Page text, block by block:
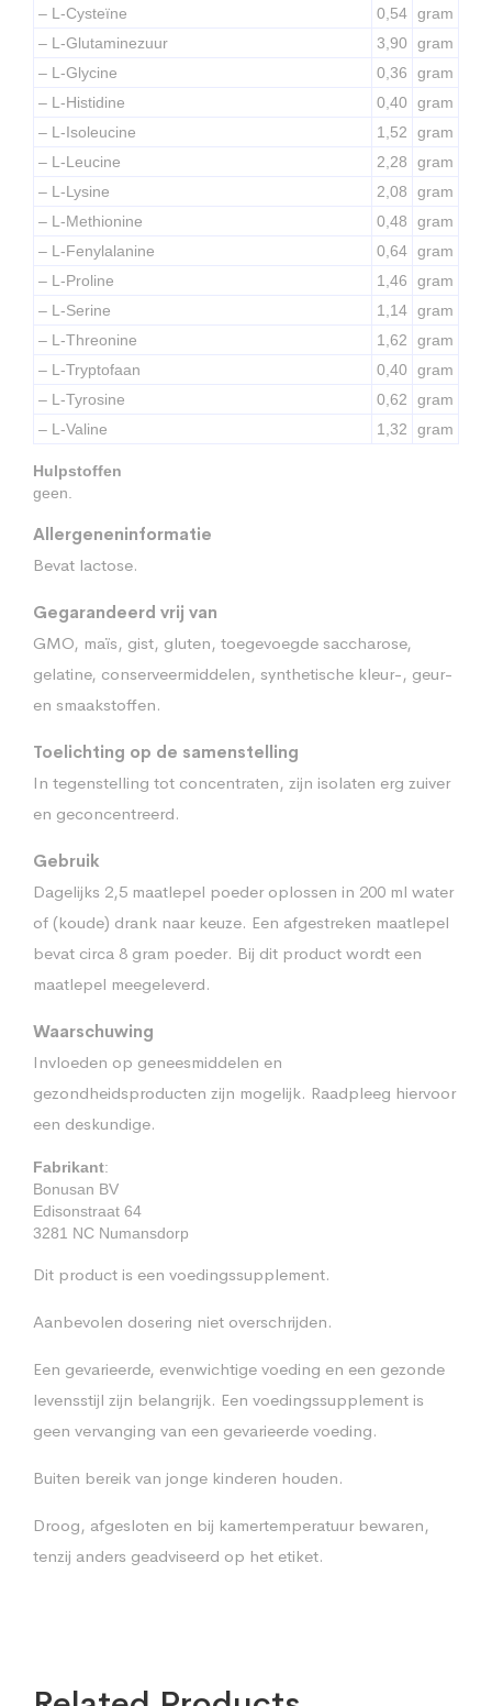
– L-Cysteïne
0,54 gram
– L-Glutaminezuur
3,90
gram
– L-Glycine
0,36
gram
– L-Histidine
0,40
gram
– L-Isoleucine
1,52
gram
– L-Leucine
2,28
gram
– L-Lysine
2,08
gram
– L-Methionine
0,48
gram
– L-Fenylalanine
0,64 gram
– L-Proline
1,46
gram
– L-Serine
1,14 gram
– L-Threonine
1,62
gram
– L-Tryptofaan
0,40
gram
– L-Tyrosine
0,62
gram
– L-Valine
1,32 gram
Hulpstoffen
geen.
Allergeneninformatie
Bevat lactose.
Gegarandeerd vrij van
GMO, maïs, gist, gluten, toegevoegde saccharose,
gelatine, conserveermiddelen, synthetische kleur-, geur-
en smaakstoffen.
Toelichting op de samenstelling
In tegenstelling tot concentraten, zijn isolaten erg zuiver
en geconcentreerd.
Gebruik
Dagelijks 2,5 maatlepel poeder oplossen in 200 ml water
of (koude) drank naar keuze. Een afgestreken maatlepel
bevat circa 8 gram poeder. Bij dit product wordt een
maatlepel meegeleverd.
Waarschuwing
Invloeden op geneesmiddelen en
gezondheidsproducten zijn mogelijk. Raadpleeg hiervoor
een deskundige.
Fabrikant:
Bonusan BV
Edisonstraat 64
3281 NC Numansdorp
Dit product is een voedingssupplement.
Aanbevolen dosering niet overschrijden.
Een gevarieerde, evenwichtige voeding en een gezonde
levensstijl zijn belangrijk. Een voedingssupplement is
geen vervanging van een gevarieerde voeding.
Buiten bereik van jonge kinderen houden.
Droog, afgesloten en bij kamertemperatuur bewaren,
tenzij anders geadviseerd op het etiket.